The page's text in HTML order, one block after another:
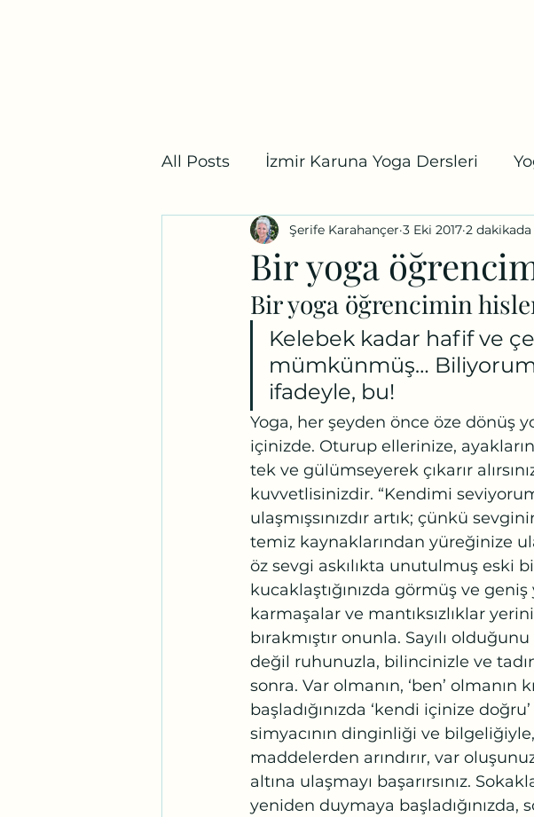
All Posts İzmir Karuna Yoga Dersleri
Yoga Mitolojisi İzmir Karuna Yoga
Bir yoga
Şerife Karahançer 3 Eki 2017 2
Bir yoga öğrencimin
Kelebek kadar hafif ve
mümkünmüş…
ifadeyle, bu!
Yoga, her şeyden önce öze dönüş
içinizde. Oturup ellerinize,
tek ve gülümseyerek çıkarır
kuvvetlisinizdir. “Kendimi
ulaşmışsınızdır artık; çünkü
temiz kaynaklarından yüreğinize
öz sevgi askılıkta unutulmuş eski
kucaklaştığınızda görmüş ve
karmaşalar ve mantıksızlıklar
bırakmıştır onunla. Sayılı
değil ruhunuzla, bilincinizle ve
sonra. Var olmanın, ‘ben’
başladığınızda ‘kendi içinize
simyacının dinginliği ve
maddelerden arındırır, var
altına ulaşmayı başarırsınız.
yeniden duymaya